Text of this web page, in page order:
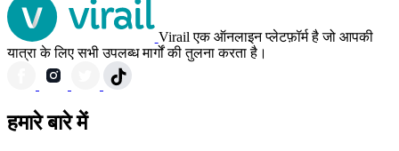
Virail एक ऑनलाइन प्लेटफ़ॉर्म है जो आपकी
यात्रा के लिए सभी उपलब्ध मार्गों की तुलना करता है।
हमारे बारे में